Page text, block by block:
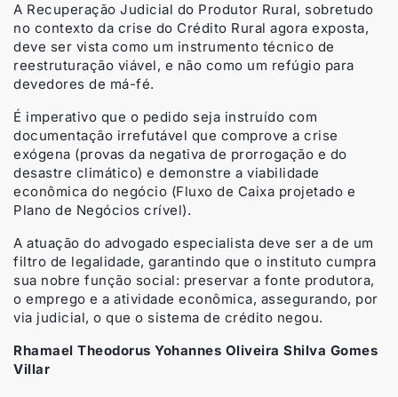
A Recuperação Judicial do Produtor Rural, sobretudo
no contexto da crise do Crédito Rural agora exposta,
deve ser vista como um instrumento técnico de
reestruturação viável, e não como um refúgio para
devedores de má-fé.
É imperativo que o pedido seja instruído com
documentação irrefutável que comprove a crise
exógena (provas da negativa de prorrogação e do
desastre climático) e demonstre a viabilidade
econômica do negócio (Fluxo de Caixa projetado e
Plano de Negócios crível).
A atuação do advogado especialista deve ser a de um
filtro de legalidade, garantindo que o instituto cumpra
sua nobre função social: preservar a fonte produtora,
o emprego e a atividade econômica, assegurando, por
via judicial, o que o sistema de crédito negou.
Rhamael Theodorus Yohannes Oliveira Shilva Gomes
Villar